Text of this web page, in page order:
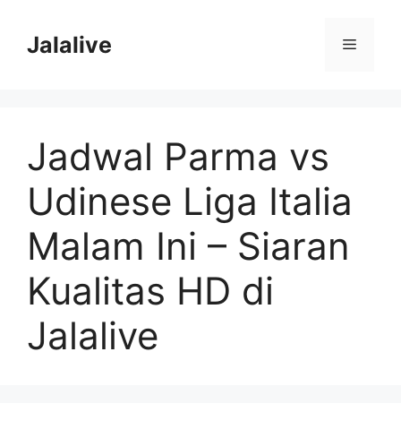
contentJalalive Menu
Jadwal Parma vs
Udinese Liga Italia
Malam Ini – Siaran
Kualitas HD di
Jalalive